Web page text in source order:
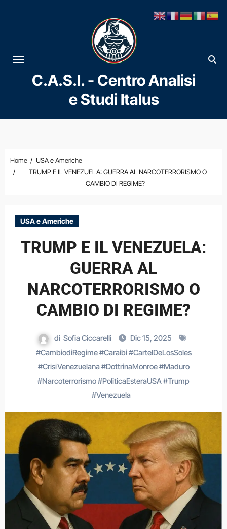
al
contenuto
C.A.S.I. - Centro Analisi
e Studi Italus
Home
USA e Americhe
TRUMP E IL VENEZUELA: GUERRA AL NARCOTERRORISMO O
CAMBIO DI REGIME?
USA e Americhe
TRUMP E IL VENEZUELA:
GUERRA AL
NARCOTERRORISMO O
CAMBIO DI REGIME?
di Sofia Ciccarelli
Dic 15, 2025
#CambiodiRegime#Caraibi#CartelDeLosSoles
#CrisiVenezuelana#DottrinaMonroe#Maduro
#Narcoterrorismo#PoliticaEsteraUSA#Trump
#Venezuela